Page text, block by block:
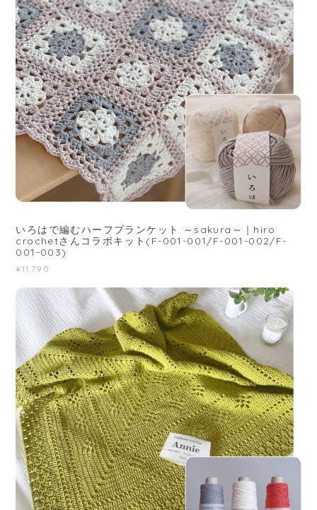
いろはで編むハーフブランケット ～sakura～｜hiro
crochetさんコラボキット(F-001-001/F-001-002/F-
001-003)
¥11,790